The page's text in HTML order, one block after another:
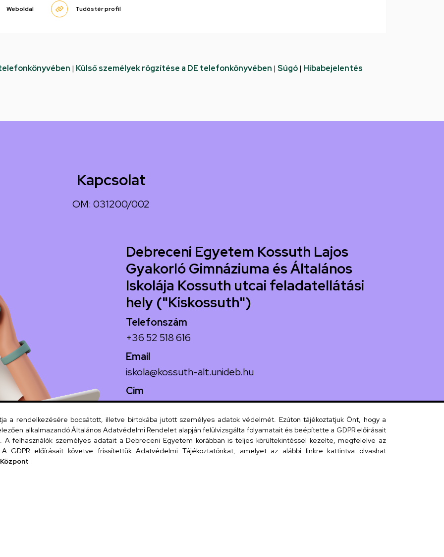
Weboldal Tudóstér profil
| Külső személyek rögzítése a DE telefonkönyvében | Súgó| Hibabejelentés
Kapcsolat
OM: 031200/002
Debreceni Egyetem Kossuth Lajos
Gyakorló Gimnáziuma és Általános
Iskolája Kossuth utcai feladatellátási
hely ("Kiskossuth")
Telefonszám
+36 52 518 616
Email
iskola@kossuth-alt.unideb.hu
Cím
4024 Debrecen, Kossuth utca 33.
Szervezeti telefonkönyv
a rendelkezésére bocsátott, illetve birtokába jutott személyes adatok védelmét. Ezúton tájékoztatjuk Önt, hogy a
alkalmazandó Általános Adatvédelmi Rendelet alapján felülvizsgálta folyamatait és beépítette a GDPR előírásait
felhasználók személyes adatait a Debreceni Egyetem korábban is teljes körültekintéssel kezelte, megfelelve az
GDPR előírásait követve frissítettük Adatvédelmi Tájékoztatónkat, amelyet az alábbi linkre kattintva olvashat
Központ